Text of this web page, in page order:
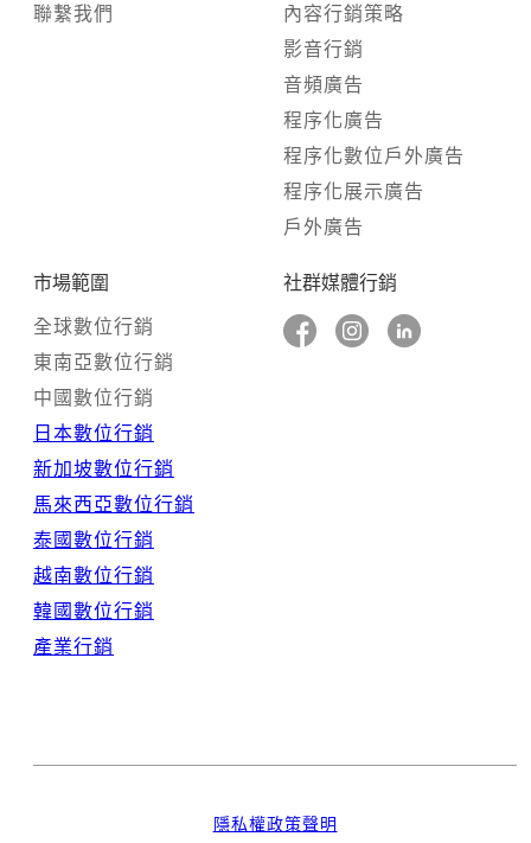
社群媒體行銷
聯繫我們
內容行銷策略
影音行銷
音頻廣告
程序化廣告
程序化數位戶外廣告
程序化展示廣告
戶外廣告
市場範圍
全球數位行銷
東南亞數位行銷
中國數位行銷
日本數位行銷
新加坡數位行銷
馬來西亞數位行銷
泰國數位行銷
越南數位行銷
韓國數位行銷
產業行銷
隱私權政策聲明